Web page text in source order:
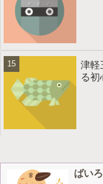
津軽
る初
ばい